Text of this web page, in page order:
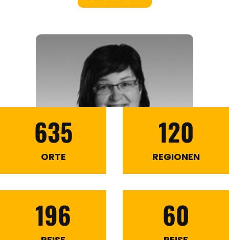
635
ORTE
120
REGIONEN
196 60